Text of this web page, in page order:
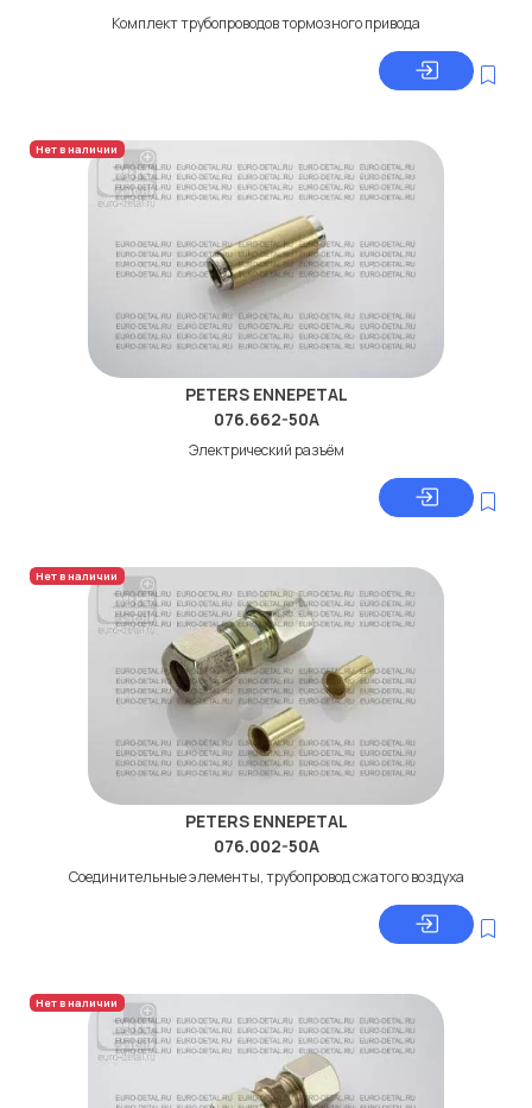
Комплект трубопроводов тормозного привода
Нет в наличии
PETERS ENNEPETAL
076.662-50A
Электрический разъём
Нет в наличии
PETERS ENNEPETAL
076.002-50A
Соединительные элементы, трубопровод сжатого воздуха
Нет в наличии